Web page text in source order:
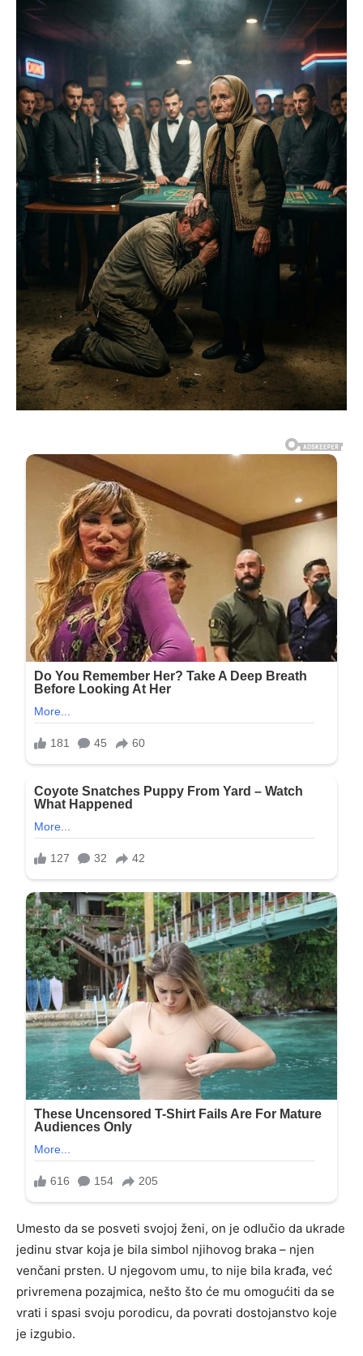
Umesto da se posveti svojoj ženi, on je odlučio da ukrade
jedinu stvar koja je bila simbol njihovog braka – njen
venčani prsten. U njegovom umu, to nije bila krađa, već
privremena pozajmica, nešto što će mu omogućiti da se
vrati i spasi svoju porodicu, da povrati dostojanstvo koje
je izgubio.